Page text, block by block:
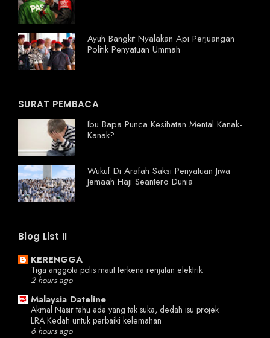
Ayuh Bangkit Nyalakan Api Perjuangan
Politik Penyatuan Ummah
SURAT PEMBACA
Ibu Bapa Punca Kesihatan Mental Kanak-
Kanak?
Wukuf Di Arafah Saksi Penyatuan Jiwa
Jemaah Haji Seantero Dunia
Blog List II
KERENGGA
Tiga anggota polis maut terkena renjatan elektrik
2 hours ago
Malaysia Dateline
Akmal Nasir tahu ada yang tak suka, dedah isu projek
LRA Kedah untuk perbaiki kelemahan
6 hours ago